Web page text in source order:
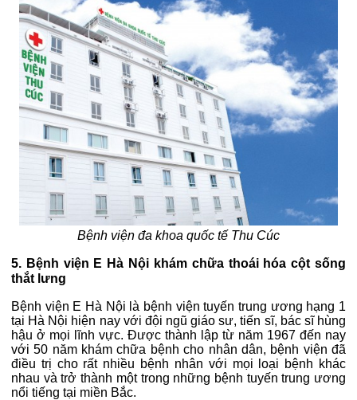
Bệnh viện đa khoa quốc tế Thu Cúc
5. Bệnh viện E Hà Nội khám chữa thoái hóa cột sống
thắt lưng
Bệnh viện E Hà Nội là bệnh viện tuyến trung ương hạng 1
tại Hà Nội hiện nay với đội ngũ giáo sư, tiến sĩ, bác sĩ hùng
hậu ở mọi lĩnh vực. Được thành lập từ năm 1967 đến nay
với 50 năm khám chữa bệnh cho nhân dân, bệnh viện đã
điều trị cho rất nhiều bệnh nhân với mọi loại bệnh khác
nhau và trở thành một trong những bệnh tuyến trung ương
nổi tiếng tại miền Bắc.